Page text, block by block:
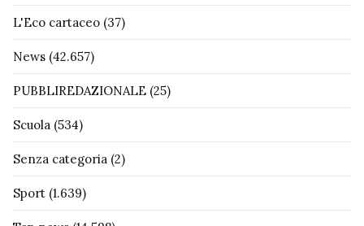
L'Eco cartaceo (37)
News (42.657)
PUBBLIREDAZIONALE (25)
Scuola (534)
Senza categoria (2)
Sport (1.639)